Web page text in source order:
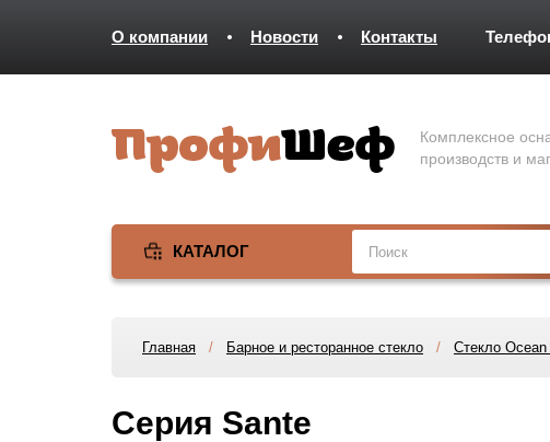
О компании Новости Контакты
Комплексное
производств и
КАТАЛОГ
Главная / Барное и ресторанное стекло / Стекло
Серия Sante